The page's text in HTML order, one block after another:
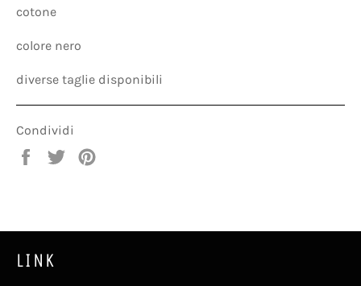
cotone
colore nero
diverse taglie disponibili
Condividi
Condividi
Twitta
LINK